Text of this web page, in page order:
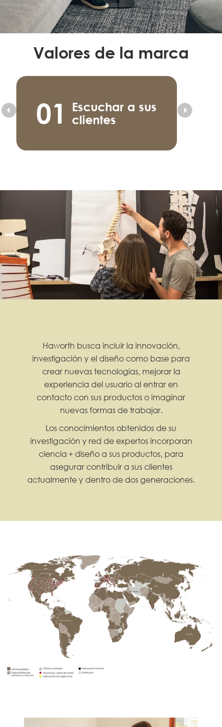
Valores de la marca
01
Escuchar a sus
clientes
Haworth busca incluir la innovación,
investigación y el diseño como base para
crear nuevas tecnologías, mejorar la
experiencia del usuario al entrar en
contacto con sus productos o imaginar
nuevas formas de trabajar.
Los conocimientos obtenidos de su
investigación y red de expertos incorporan
ciencia + diseño a sus productos, para
asegurar contribuir a sus clientes
actualmente y dentro de dos generaciones.